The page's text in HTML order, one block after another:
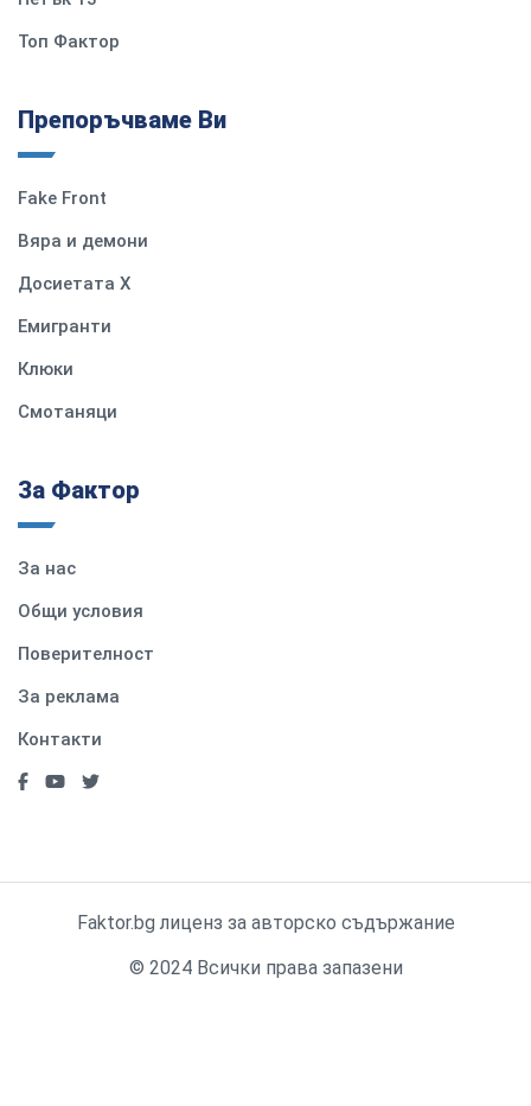
Топ Фактор
Препоръчваме Ви
Fake Front
Вяра и демони
Досиетата Х
Емигранти
Клюки
Смотаняци
За Фактор
За нас
Общи условия
Поверителност
За реклама
Контакти
Faktor.bg лиценз за авторско съдържание
© 2024 Всички права запазени